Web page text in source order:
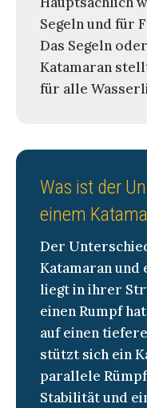
Segeln und für
Das Segeln
Katamaran
für alle
Was ist der
einem
Der
Katamaran
liegt in ihrer
einen Rumpf
auf einen
stützt sich ein
parallele
Stabilität und